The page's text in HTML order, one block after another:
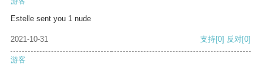
Estelle sent you 1 nude
2021-10-31 支持[0] 反对[0]
游客